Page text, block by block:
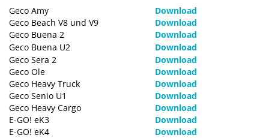
Geco Amy
Download
Geco Beach V8 und V9
Download
Geco Buena 2
Download
Geco Buena U2
Download
Geco Sera 2
Download
Geco Ole
Download
Geco Heavy Truck
Download
Geco Senio U1
Download
Geco Heavy Cargo
Download
E-GO! eK3
Download
E-GO! eK4
Download